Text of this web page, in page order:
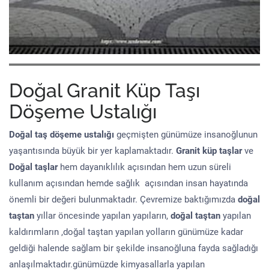
Doğal Granit Küp Taşı
Döşeme Ustalığı
Doğal taş döşeme ustalığı geçmişten günümüze insanoğlunun
yaşantısında büyük bir yer kaplamaktadır. Granit küp taşlarve
Doğal taşlar hem dayanıklılık açısından hem uzun süreli
kullanım açısından hemde sağlık açısından insan hayatında
önemli bir değeri bulunmaktadır. Çevremize baktığımızda doğal
taştan yıllar öncesinde yapılan yapıların, doğal taştan yapılan
kaldırımların ,doğal taştan yapılan yolların günümüze kadar
geldiği halende sağlam bir şekilde insanoğluna fayda sağladığı
anlaşılmaktadır.günümüzde kimyasallarla yapılan